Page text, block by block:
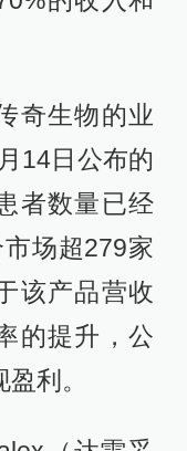
奇生物的业
14日公布的
者数量已经
场超279家
该产品营收
的提升，公
利。